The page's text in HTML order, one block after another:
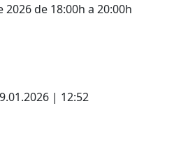
de 18:00h a 20:00h
| 12:52